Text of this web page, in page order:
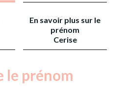
En savoir plus sur le
prénom
Cerise
le prénom